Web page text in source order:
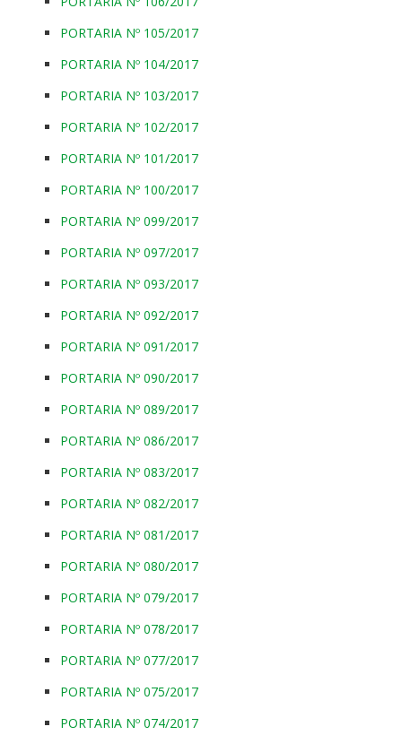
PORTARIA Nº 105/2017
PORTARIA Nº 104/2017
PORTARIA Nº 103/2017
PORTARIA Nº 102/2017
PORTARIA Nº 101/2017
PORTARIA Nº 100/2017
PORTARIA Nº 099/2017
PORTARIA Nº 097/2017
PORTARIA Nº 093/2017
PORTARIA Nº 092/2017
PORTARIA Nº 091/2017
PORTARIA Nº 090/2017
PORTARIA Nº 089/2017
PORTARIA Nº 086/2017
PORTARIA Nº 083/2017
PORTARIA Nº 082/2017
PORTARIA Nº 081/2017
PORTARIA Nº 080/2017
PORTARIA Nº 079/2017
PORTARIA Nº 078/2017
PORTARIA Nº 077/2017
PORTARIA Nº 075/2017
PORTARIA Nº 074/2017